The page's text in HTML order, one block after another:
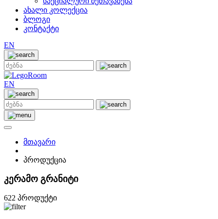
ახალი კოლექცია
ბლოგი
კონტაქტი
EN
EN
მთავარი
პროდუქცია
კერამო გრანიტი
622 პროდუქტი